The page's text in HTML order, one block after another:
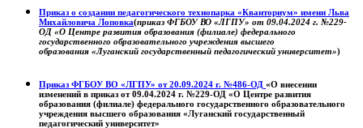
Приказ о создании педагогического технопарка «Кванториум» имени Льва
Михайловича Лоповка(приказ ФГБОУ ВО «ЛГПУ» от 09.04.2024 г. №229-
ОД «О Центре развития образования (филиале) федерального
государственного образовательного учреждения высшего
образования «Луганский государственный педагогический университет»)
Приказ ФГБОУ ВО «ЛГПУ» от 20.09.2024 г. №486-ОД «О внесении
изменений в приказ от 09.04.2024 г. №229-ОД «О Центре развития
образования (филиале) федерального государственного образовательного
учреждения высшего образования «Луганский государственный
педагогический университет»